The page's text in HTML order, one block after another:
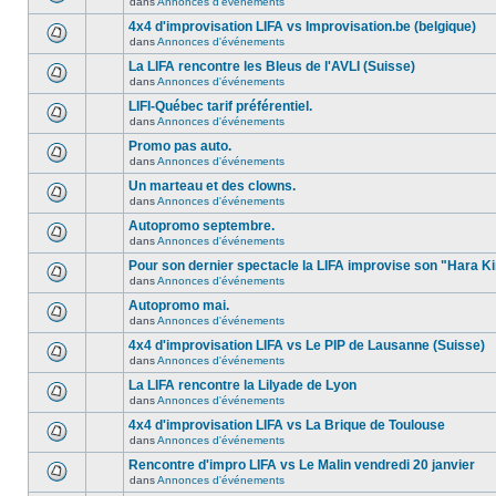
4x4 d'improvisation LIFA vs Improvisation.be (belgique)
dansAnnonces d'événements
La LIFA rencontre les Bleus de l'AVLI (Suisse)
dansAnnonces d'événements
LIFI-Québec tarif préférentiel.
dansAnnonces d'événements
Promo pas auto.
dansAnnonces d'événements
Un marteau et des clowns.
dansAnnonces d'événements
Autopromo septembre.
dansAnnonces d'événements
Pour son dernier spectacle la LIFA improvise son "Hara
dansAnnonces d'événements
Autopromo mai.
dansAnnonces d'événements
4x4 d'improvisation LIFA vs Le PIP de Lausanne (Suisse)
dansAnnonces d'événements
La LIFA rencontre la Lilyade de Lyon
dansAnnonces d'événements
4x4 d'improvisation LIFA vs La Brique de Toulouse
dansAnnonces d'événements
Rencontre d'impro LIFA vs Le Malin vendredi 20 janvier
dansAnnonces d'événements